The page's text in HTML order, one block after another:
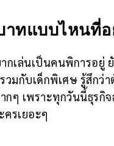
าทแบบไหนที่
กเล่นเป็นคนพิการอยู่
วมกับเด็กพิเศษ รู้สึก
ๆ เพราะทุกวันนี้ธุรกิจ
รเยอะๆ